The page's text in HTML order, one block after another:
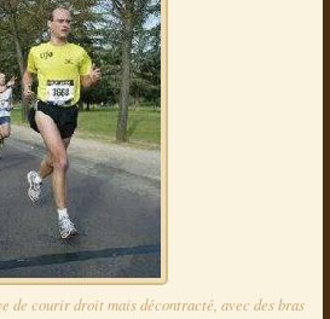
de courir droit mais décontracté, avec des bras